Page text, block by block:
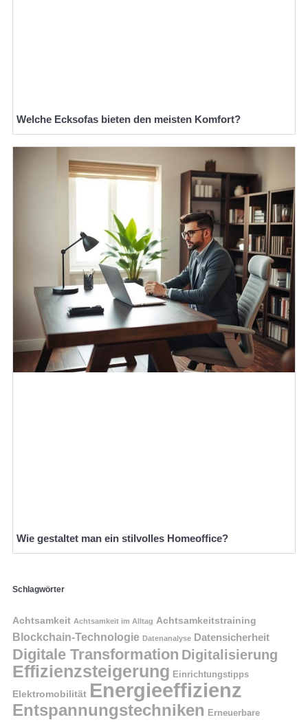
Welche Ecksofas bieten den meisten Komfort?
Wie gestaltet man ein stilvolles Homeoffice?
Schlagwörter
Achtsamkeit Achtsamkeit im Alltag Achtsamkeitstraining
Blockchain-Technologie Datenanalyse Datensicherheit
Digitale Transformation Digitalisierung
Effizienzsteigerung Einrichtungstipps
Elektromobilität Energieeffizienz
Entspannungstechniken Erneuerbare